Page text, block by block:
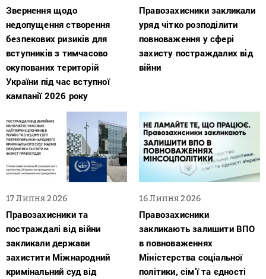
Звернення щодо
недопущення створення
безпекових ризиків для
вступників з тимчасово
окупованих територій
України під час вступної
кампанії 2026 року
Правозахисники закликали
уряд чітко розподілити
повноваження у сфері
захисту постраждалих від
війни
17 Липня 2026
Правозахисники та
постраждалі від війни
закликали держави
захистити Міжнародний
кримінальний суд від
16 Липня 2026
Правозахисники
закликають залишити ВПО
в повноваженнях
Міністерства соціальної
політики, сім’ї та єдності